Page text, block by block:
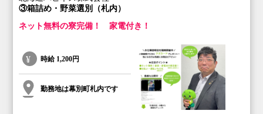
③箱詰め・野菜選別（札内）
ネット無料の寮完備！ 家電付き！
時給 1,200円
勤務地は幕別町札内です